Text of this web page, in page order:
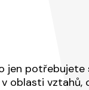
jen
oblasti